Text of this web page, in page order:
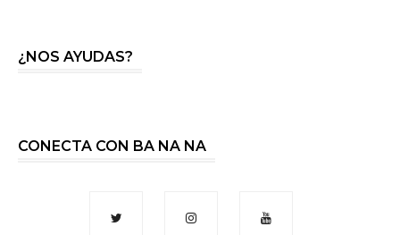
¿NOS AYUDAS?
CONECTA CON BA NA NA